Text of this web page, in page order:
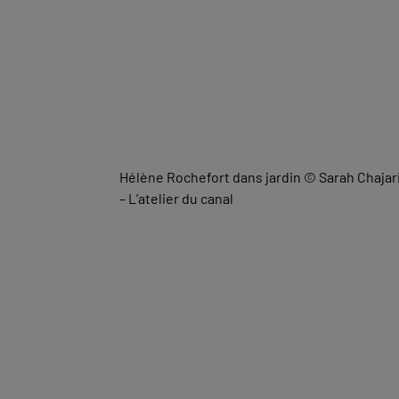
Hélène Rochefort dans jardin © Sarah
– L’atelier du canal